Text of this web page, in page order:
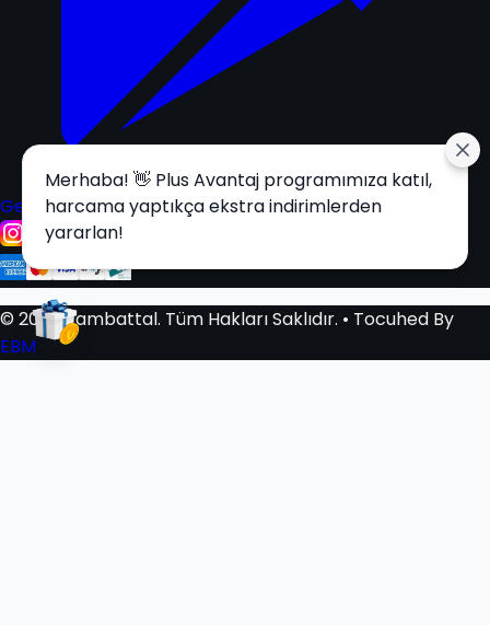
Get it onGoogle Play
© 2025 Tambattal. Tüm Hakları Saklıdır. • Tocuhed By
EBM
Merhaba! 👋 Plus Avantaj programımıza katıl,
harcama yaptıkça ekstra indirimlerden
yararlan!